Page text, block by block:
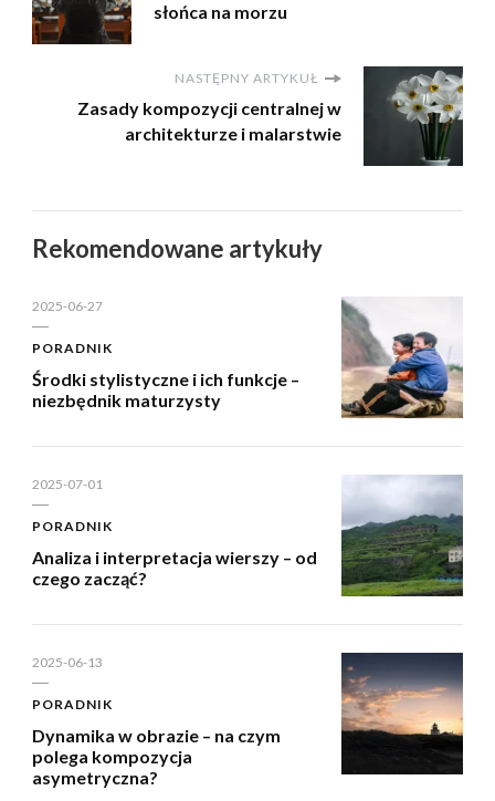
słońca na morzu
NASTĘPNY ARTYKUŁ
Zasady kompozycji centralnej w
architekturze i malarstwie
Rekomendowane artykuły
2025-06-27
PORADNIK
Środki stylistyczne i ich funkcje –
niezbędnik maturzysty
2025-07-01
PORADNIK
Analiza i interpretacja wierszy – od
czego zacząć?
2025-06-13
PORADNIK
Dynamika w obrazie – na czym
polega kompozycja
asymetryczna?